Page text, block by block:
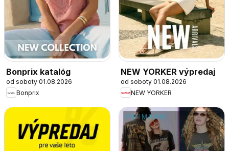
Bonprix katalóg
od soboty 01.08.2026
Bonprix
NEW YORKER výpredaj
od soboty 01.08.2026
NEW YORKER